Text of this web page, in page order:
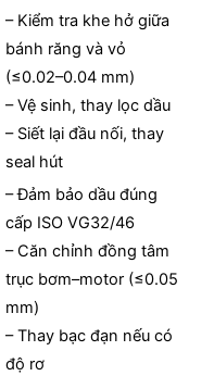
– Kiểm tra khe hở giữa
bánh răng và vỏ
(≤0.02–0.04 mm)
– Vệ sinh, thay lọc dầu
– Siết lại đầu nối, thay
seal hút
– Đảm bảo dầu đúng
cấp ISO VG32/46
– Căn chỉnh đồng tâm
trục bơm–motor (≤0.05
mm)
– Thay bạc đạn nếu có
độ rơ